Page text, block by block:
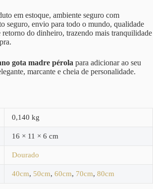
em estoque, ambiente seguro com
seguro, envio para todo o mundo, qualidade
retorno do dinheiro, trazendo mais tranquilidade
gota madre pérola para adicionar ao seu
marcante e cheia de personalidade.
0,140 kg
16 × 11 × 6 cm
Dourado
40cm, 50cm, 60cm, 70cm, 80cm